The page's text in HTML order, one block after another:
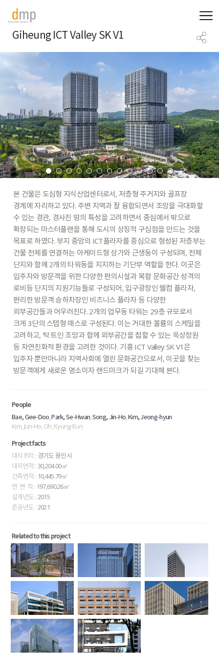
Giheung ICT Valley SK V1
본 건물은 도심형 지식산업센터로서, 저층형 주거지와 골프장
경계에 자리하고 있다. 주변 지역과 잘 융합되면서 조망을 극대화할
수 있는 경관, 경사진 땅의 특성을 고려하면서 중심에서 밖으로
확장되는 마스터플랜을 통해 도시의 상징적 구심점을 만드는 것을
목표로 하였다. 부지 중앙의 ICT플라자를 중심으로 형성된 저층부는
건물 전체를 연결하는 아케이드형 상가와 근생동이 구성되며, 전체
단지와 함께 2개의 타워동을 지지하는 기단부 역할을 한다. 이곳은
입주자와 방문객을 위한 다양한편의시설과복합 문화공간 성격의
로비등 단지의 지원기능들로 구성되어, 입구광장인 웰컴 플라자,
편리한 방문객 승하차장인 비즈니스 플라자 등 다양한
외부공간들과 어우러진다. 2개의 업무동 타워는 29층 규모로서
크게 3단의 스텝형 매스로 구성된다. 이는거대한 볼륨의 스케일을
고려하고, 탁트인 조망과 함께 외부공간을 접할 수 있는 옥상정원
등 자연친화적 환경을 고려한 것이다. 기흥 ICT ValleySKV1은
입주자뿐만아니라 지역사회에 열린 문화공간으로서, 이곳을 찾는
방문객에게 새로운 명소이자 랜드마크가되길 기대해 본다.
People
Bae, Gee-Doo,Park, Se-Hwan,Song, Jin-Ho,Kim, Jeong-hyun
Kim, Jun-Ho, Oh, Kyung-Eun
Project facts
대지위치 : 경기도 용인시
대지면적 :30,204.00㎡
건축면적 : 10,445.79㎡
연 면 적 : 197,690.26㎡
설계년도 :2015
준공년도 :2021
Related to this project